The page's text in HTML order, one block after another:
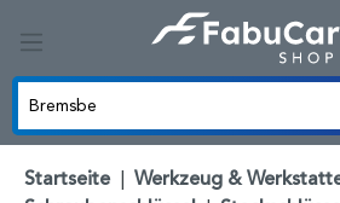
Startseite | Werkzeug &